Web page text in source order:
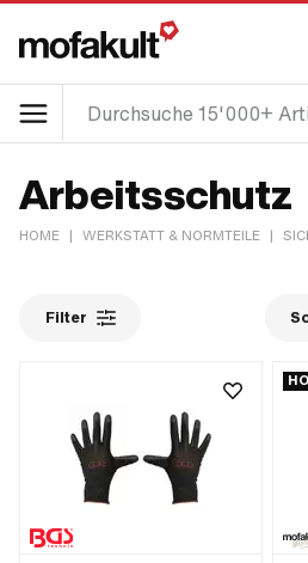
Arbeitsschutz
HOME | WERKSTATT & NORMTEILE |
Filter